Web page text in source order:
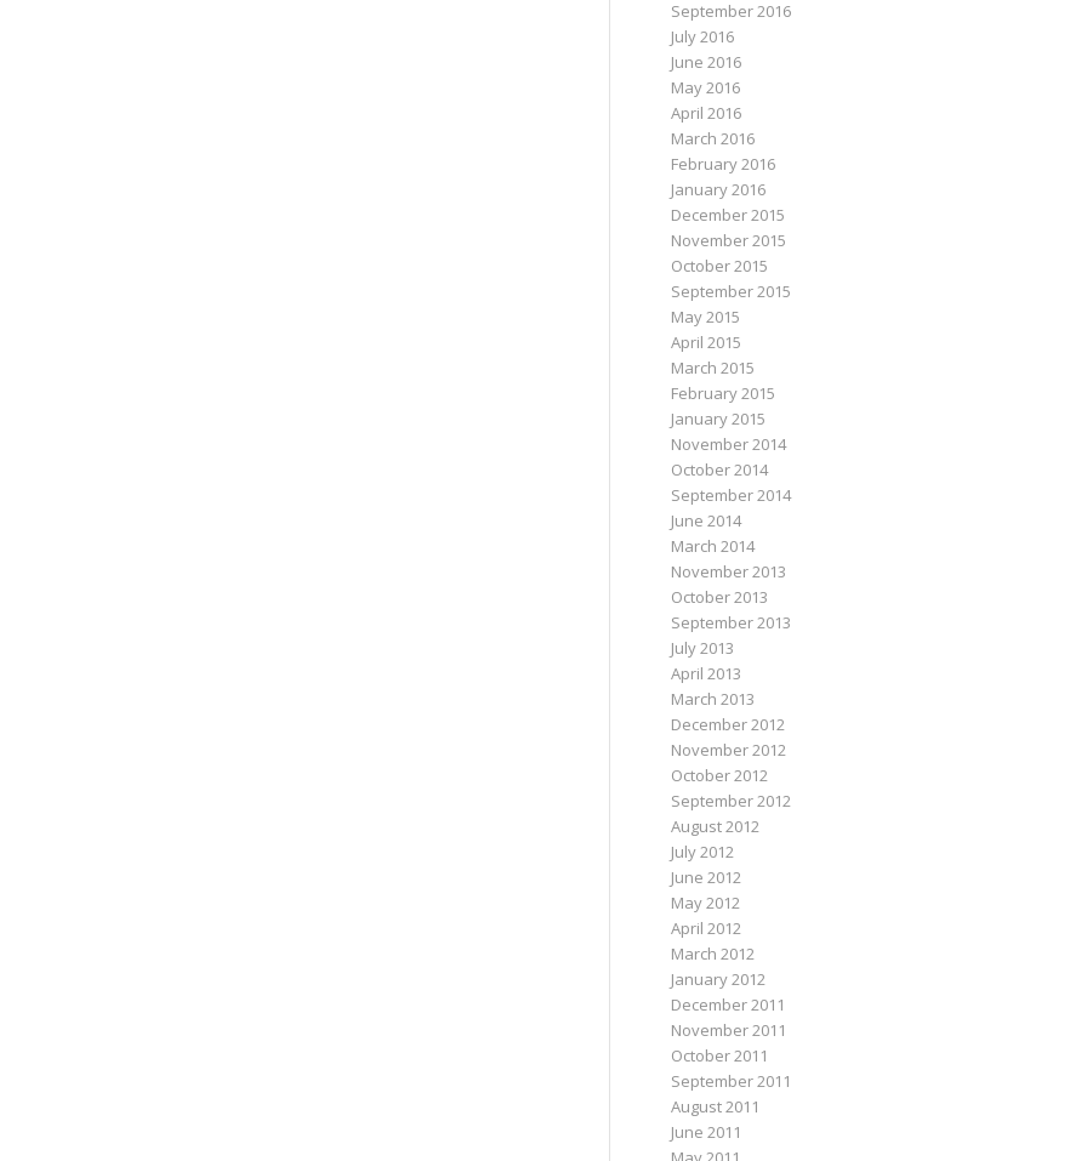
September 2016
July 2016
June 2016
May 2016
April 2016
March 2016
February 2016
January 2016
December 2015
November 2015
October 2015
September 2015
May 2015
April 2015
March 2015
February 2015
January 2015
November 2014
October 2014
September 2014
June 2014
March 2014
November 2013
October 2013
September 2013
July 2013
April 2013
March 2013
December 2012
November 2012
October 2012
September 2012
August 2012
July 2012
June 2012
May 2012
April 2012
March 2012
January 2012
December 2011
November 2011
October 2011
September 2011
August 2011
June 2011